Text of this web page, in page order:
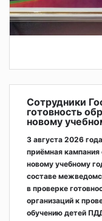
Сотрудники
готовность
новому
3 августа 2026
приёмная кампания
новому учебному
составе
в проверке
организаций к
обучению детей